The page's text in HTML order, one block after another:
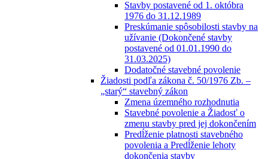
Stavby postavené od 1. októbra
1976 do 31.12.1989
Preskúmanie spôsobilosti stavby na
užívanie (Dokončené stavby
postavené od 01.01.1990 do
31.03.2025)
Dodatočné stavebné povolenie
Žiadosti podľa zákona č. 50/1976 Zb. –
„starý“ stavebný zákon
Zmena územného rozhodnutia
Stavebné povolenie a Žiadosť o
zmenu stavby pred jej dokončením
Predĺženie platnosti stavebného
povolenia a Predĺženie lehoty
dokončenia stavby